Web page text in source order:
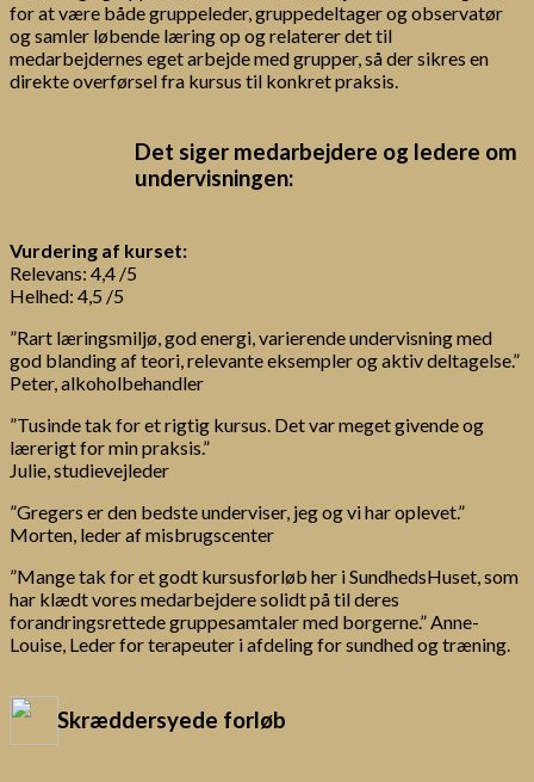
for at være både gruppeleder, gruppedeltager og observatør
og samler løbende læring op og relaterer det til
medarbejdernes eget arbejde med grupper, så der sikres en
direkte overførsel fra kursus til konkret praksis.
Det siger medarbejdere og ledere om
undervisningen:
Vurdering af kurset:
Relevans: 4,4 /5
Helhed: 4,5 /5
”Rart læringsmiljø, god energi, varierende undervisning med
god blanding af teori, relevante eksempler og aktiv deltagelse.”
Peter, alkoholbehandler
”Tusinde tak for et rigtig kursus. Det var meget givende og
lærerigt for min praksis.”
Julie, studievejleder
”Gregers er den bedste underviser, jeg og vi har oplevet.”
Morten, leder af misbrugscenter
”Mange tak for et godt kursusforløb her i SundhedsHuset, som
har klædt vores medarbejdere solidt på til deres
forandringsrettede gruppesamtaler med borgerne.” Anne-
Louise, Leder for terapeuter i afdeling for sundhed og træning.
Skræddersyede forløb